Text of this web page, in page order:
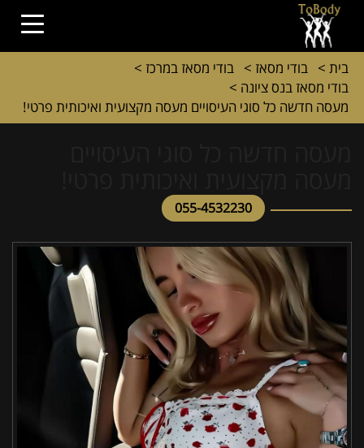
בית > בודי מסאז > בודי מסאז במרכז >
בודי מסאז בנס ציונה >
מעסה חדשה כל סוגי העיסויים מעסה מקצועית ואיכותית פרטי!
055-4532230